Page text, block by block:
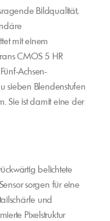
Bildqualität,
mit einem
CMOS 5 HR
Achsen-
sieben Blendenstufen
Sie ist damit eine der
belichtete
sorgen für eine
und
Pixelstruktur